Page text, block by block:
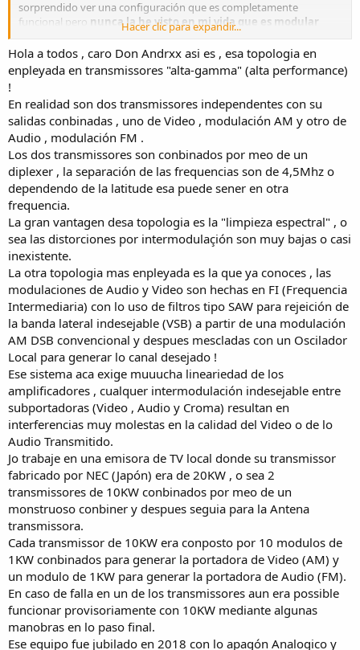
sorprendido ver una configuración que es completamente
funcional pero nunca la he visto en mi vida que es modular
VIDEO y AUDIO por separado y luego sumarlo.
Varias preguntas ¿Cuando logras hacer funcionar el transmisor hay
pérdida de potencia con respecto a antes de la falla? A mi esto me
de los módulos de 200 watios. He visto el video y estás sacando 150
W aproximadamente.
Cuento mi experiencia personal con un amplificador lineal OMB de
TV AM-30 preparado para la banda VHF BIII que quemaba las
resistencias del divisor de salida wilkinson, la avería era uno de los
transistores 2N6166 "comunicado". Pude hacer funcionar el
amplificador "aislando" el paso "dañado" y atacando por separado
al que se mantenía bien eso sí, con algo menos de la potencia de
salida esperada.
Hacer clic para expandir...
Hola a todos , caro Don Andrxx asi es , esa topologia en
enpleyada en transmissores "alta-gamma" (alta performance)
!
En realidad son dos transmissores independentes con su
salidas conbinadas , uno de Video , modulación AM y otro de
Audio , modulación FM .
Los dos transmissores son conbinados por meo de un
diplexer , la separación de las frequencias son de 4,5Mhz o
dependendo de la latitude esa puede sener en otra
frequencia.
La gran vantagen desa topologia es la "limpieza espectral" , o
sea las distorciones por intermodulaçión son muy bajas o casi
inexistente.
La otra topologia mas enpleyada es la que ya conoces , las
modulaciones de Audio y Video son hechas en FI (Frequencia
Intermediaria) con lo uso de filtros tipo SAW para rejeición de
la banda lateral indesejable (VSB) a partir de una modulación
AM DSB convencional y despues mescladas con un Oscilador
Local para generar lo canal desejado !
Ese sistema aca exige muuucha lineariedad de los
amplificadores , cualquer intermodulación indesejable entre
subportadoras (Video , Audio y Croma) resultan en
interferencias muy molestas en la calidad del Video o de lo
Audio Transmitido.
Jo trabaje en una emisora de TV local donde su transmissor
fabricado por NEC (Japón) era de 20KW , o sea 2
transmissores de 10KW conbinados por meo de un
monstruoso conbiner y despues seguia para la Antena
transmissora.
Cada transmissor de 10KW era conposto por 10 modulos de
1KW conbinados para generar la portadora de Video (AM) y
un modulo de 1KW para generar la portadora de Audio (FM).
En caso de falla en un de los transmissores aun era possible
funcionar provisoriamente con 10KW mediante algunas
manobras en lo paso final.
Ese equipo fue jubilado en 2018 con lo apagón Analogico y